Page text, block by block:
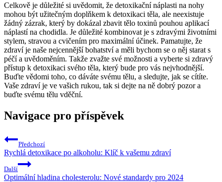
Celkově je důležité ​si uvědomit, že⁢ detoxikační náplasti na nohy
mohou být užitečným doplňkem k ⁢detoxikaci ​těla, ale neexistuje
žádný zázrak, který by dokázal zbavit tělo toxinů⁣ pouhou aplikací
náplastí na chodidla. Je důležité kombinovat je ‌s zdravými životními
stylem, ⁤stravou⁤ a⁤ cvičením ‍pro maximální účinek. Pamatujte, že
zdraví je naše‍ nejcennější bohatství a měli bychom se o něj starat ⁢s
⁤péčí a uvědoměním. Takže zvažte své možnosti a vyberte si zdravý
přístup k detoxikaci svého těla, který bude pro ‌vás nejvhodnější.
Buďte vědomi ⁤toho, co dáváte⁤ svému​ tělu, ⁢a sledujte, jak se‌ cítíte.
Vaše zdraví⁢ je⁣ ve vašich ⁤rukou,‌ tak si dejte na ně⁣ dobrý pozor a
buďte‍ svému‌ tělu ⁢vděční.
Navigace pro příspěvek
Předchozí
Rychlá detoxikace po alkoholu: Klíč k vašemu zdraví
Další
Optimální hladina cholesterolu: Nové standardy pro 2024